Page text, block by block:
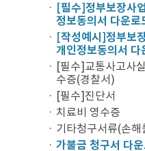
[필수]정부보장사
정보동의서 다운로
[작성예시]정부보
개인정보동의서 다
[필수]교통사고사
수증(경찰서)
[필수]진단서
치료비 영수증
기타청구서류(손
가불금 청구서 다